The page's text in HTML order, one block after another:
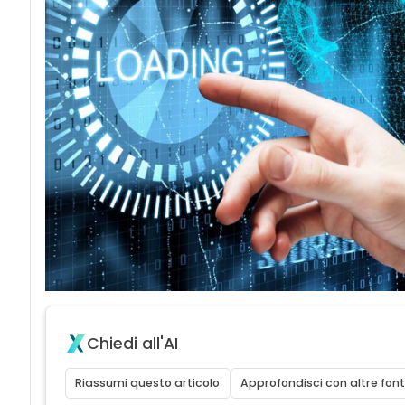
Chiedi all'AI
Riassumi questo articolo Approfondisci con altre